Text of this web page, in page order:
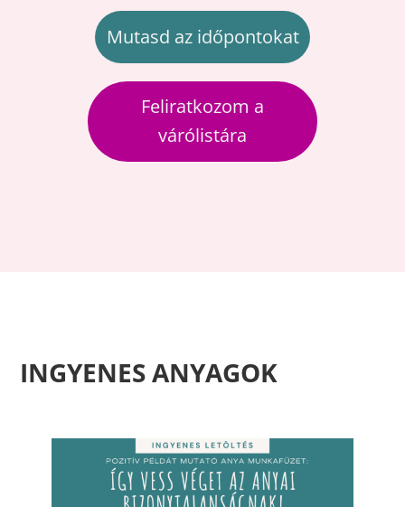
Mutasd az időpontokat
Feliratkozom a
várólistára
INGYENES ANYAGOK